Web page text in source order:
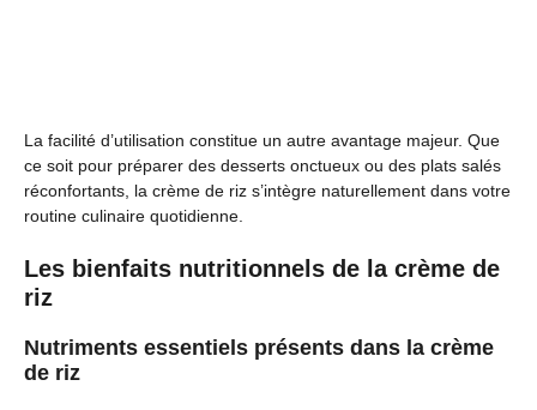
La facilité d’utilisation constitue un autre avantage majeur. Que
ce soit pour préparer des desserts onctueux ou des plats salés
réconfortants, la crème de riz s’intègre naturellement dans votre
routine culinaire quotidienne.
Les bienfaits nutritionnels de la crème de
riz
Nutriments essentiels présents dans la crème
de riz